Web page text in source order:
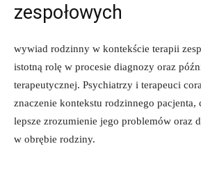
zespołowych
wywiad rodzinny ‌w​ kontekście​ terapii
istotną rolę ⁣w⁢ procesie diagnozy oraz
terapeutycznej. ⁣Psychiatrzy ⁤i terapeuci
⁣znaczenie kontekstu ​rodzinnego ⁤pacjenta,
lepsze zrozumienie ‌jego problemów oraz
w obrębie rodziny.